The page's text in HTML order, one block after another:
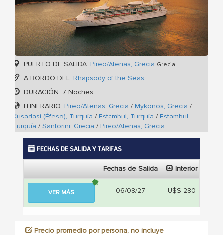
PUERTO DE SALIDA: Pireo/Atenas, Grecia Grecia
A BORDO DEL: Rhapsody of the Seas
DURACIÓN: 7 Noches
ITINERARIO: Pireo/Atenas, Grecia / Mykonos, Grecia /
Kusadasi (Éfeso), Turquía / Estambul, Turquía / Estambul,
Turquía / Santorini, Grecia / Pireo/Atenas, Grecia
FECHAS DE SALIDA Y TARIFAS
Fechas de Salida Interior
VER MÁS 06/08/27 U$S 280
Precio promedio por persona, no incluye